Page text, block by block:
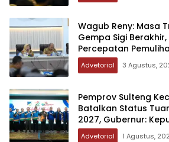
Wagub Reny: Masa
Gempa Sigi
Percepatan
Advetorial 3 Agustus,
Pemprov Sulteng
Batalkan Status
2027, Gubernur:
Tanpa Koordinasi
Advetorial 1 Agustus,